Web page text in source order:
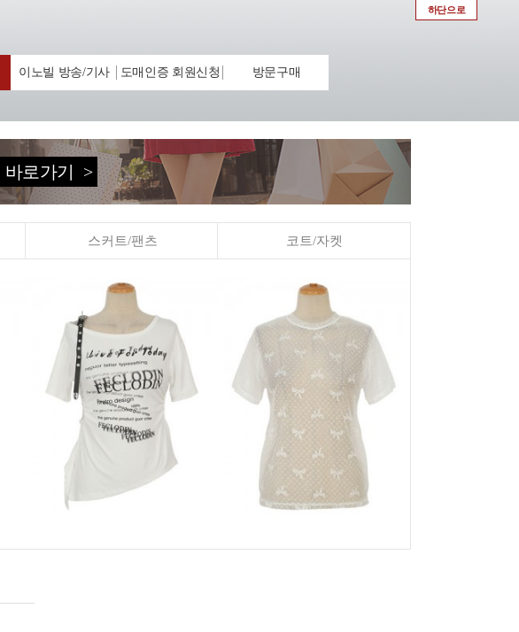
하단으로
이노빌 방송/기사 도매인증 회원신청 방문구매
바로가기 >
스커트/팬츠 코트/자켓